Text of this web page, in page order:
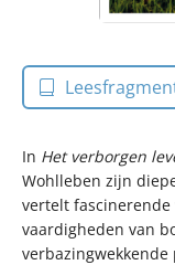
In Het verborgen
Wohlleben zijn
vertelt
vaardigheden van
verbazingwekkende